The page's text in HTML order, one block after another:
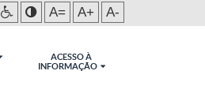
A= A+ A-
ACESSO À
INFORMAÇÃO